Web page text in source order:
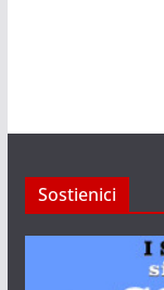
Sostienici